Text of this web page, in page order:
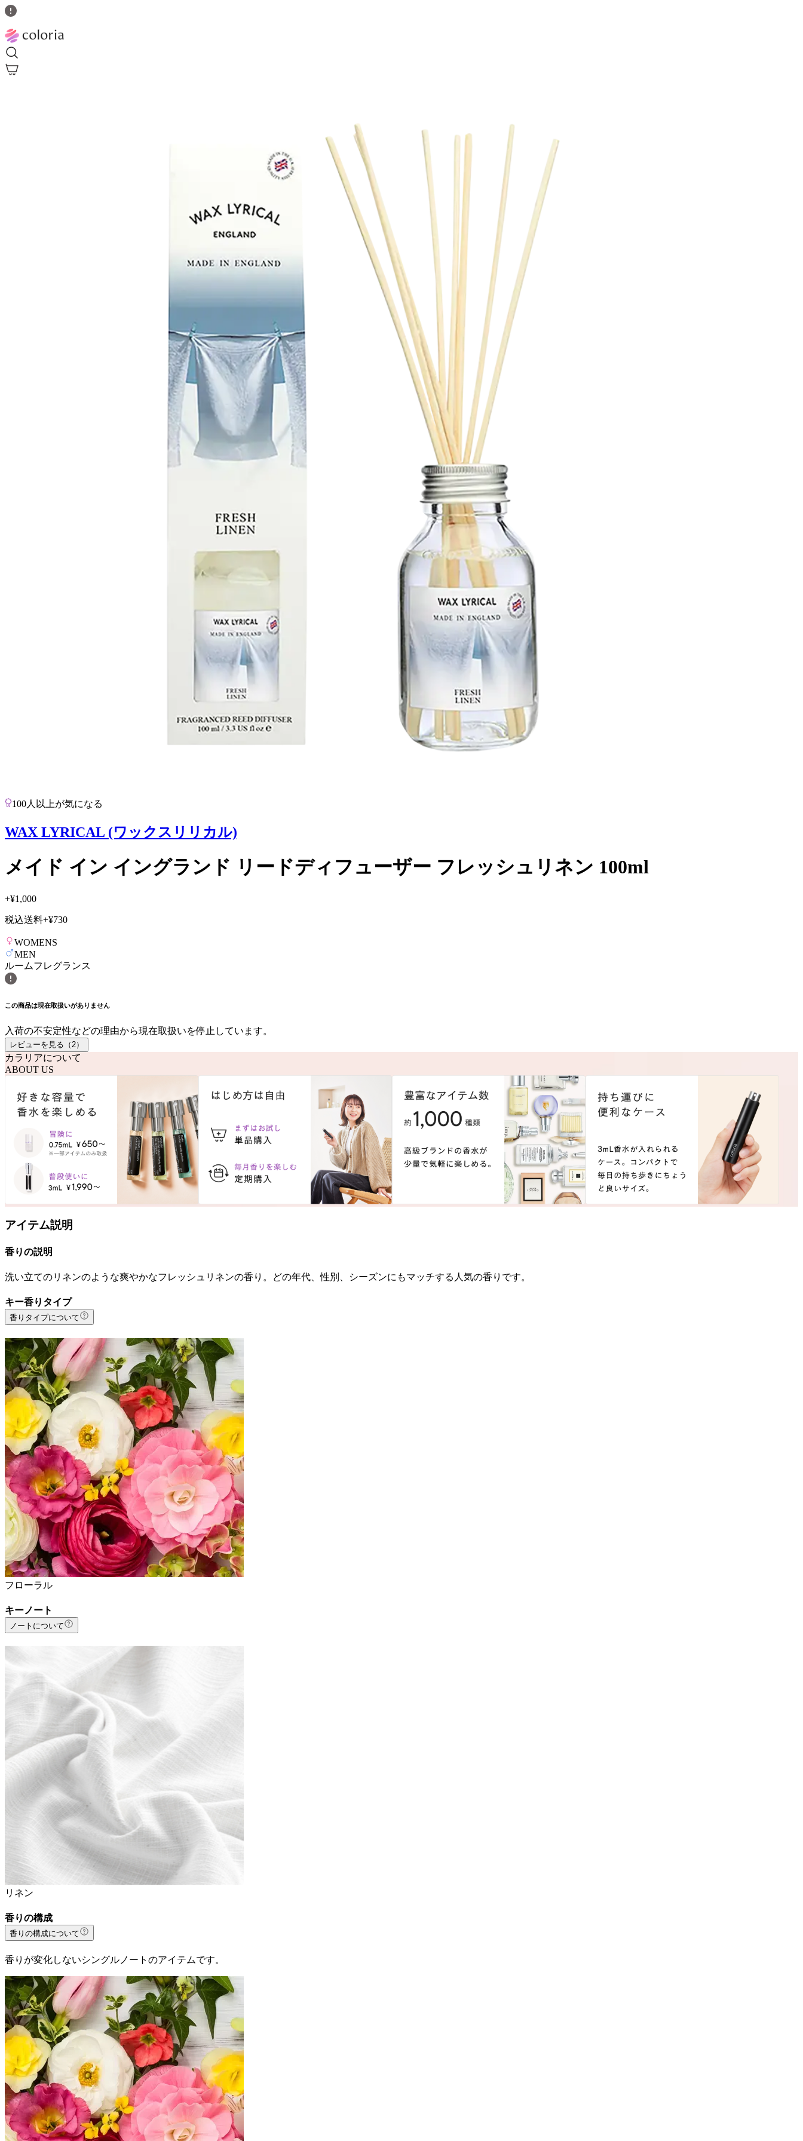
100人以上が気になる
WAX LYRICAL (ワックスリリカル)
メイド イン イングランド リードディフューザー フレッシュリネン 100ml
+¥1,000
税込送料+¥730
WOMENS
MEN
ルームフレグランス
この商品は現在取扱いがありません
入荷の不安定性などの理由から現在取扱いを停止しています。
レビューを見る（ 2）
カラリアについて
ABOUT US
アイテム説明
香りの説明
洗い立てのリネンのような爽やかなフレッシュリネンの香り。どの年代、性別、シーズンにもマッチする人気の香りです。
キー香りタイプ
香りタイプについて
フローラル
キーノート
ノートについて
リネン
香りの構成
香りの構成について
香りが変化しないシングルノートのアイテムです。